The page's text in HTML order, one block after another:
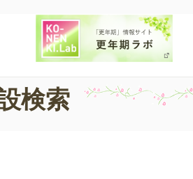
検索